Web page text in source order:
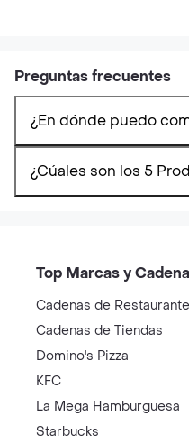
Preguntas frecuentes
¿En dónde puedo
¿Cúales son los 5
Top Marcas y
Cadenas de
Cadenas de Tiendas
Domino's Pizza
KFC
La Mega Hamburguesa
Starbucks